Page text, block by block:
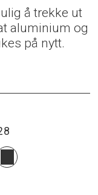
å trekke ut
aluminium og
på nytt.